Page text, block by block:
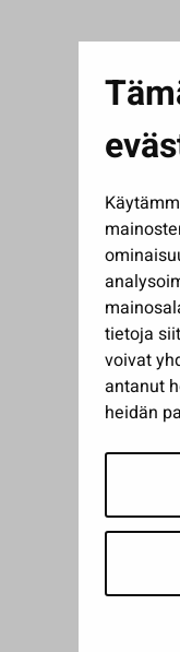
tietoja
voivat
antanut
heidän